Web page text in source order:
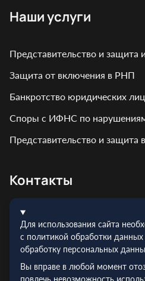
Наши услуги
Представительство и защита
Защита от включения в РНП
Банкротство юридических
Споры с ИФНС по
Представительство и защита
Контакты
Адрес: г. Москва, ул.
Эл.почта:info@truelex.ru
Телефон:+7 (495) 128‑48‑56
ИНН: 9719026910
Для использования сайта
с политикой обработки данных
обработку персональных
Вы вправе в любой момент
повлечь невозможность